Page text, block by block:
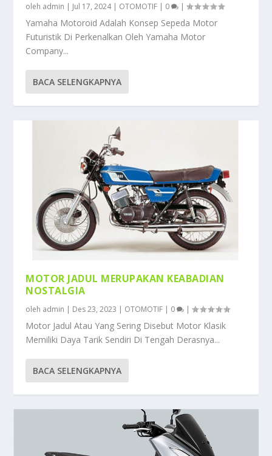
oleh admin | Jul 17, 2024| OTOMOTIF | 0 |
Yamaha Motoroid Adalah Konsep Sepeda Motor
Futuristik Di Perkenalkan Oleh Yamaha Motor
Company...
BACA SELENGKAPNYA
MOTOR JADUL MERUPAKAN KEABADIAN
NOSTALGIA
oleh admin | Des 23, 2023 | OTOMOTIF | 0 |
Motor Jadul Atau Yang Sering Disebut Motor Klasik
Memiliki Daya Tarik Sendiri Di Tengah Derasnya...
BACA SELENGKAPNYA